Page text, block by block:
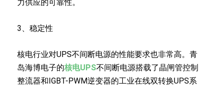
力供应的可靠性。
3、稳定性
核电行业对UPS不间断电源的性能要求也非常高。青
岛海博电子的核电UPS不间断电源搭载了晶闸管控制
整流器和IGBT-PWM逆变器的工业在线双转换UPS系